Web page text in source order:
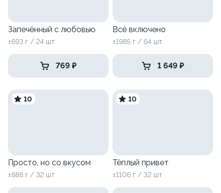
Запечённый с любовью
±693 г / 24 шт
769 ₽
Всё включено
±1985 г / 64 шт
1 649 ₽
10
Просто, но со вкусом
±888 г / 32 шт
10
Тёплый привет
±1106 г / 32 шт